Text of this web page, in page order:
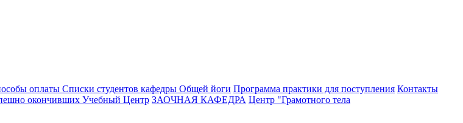
оплаты Списки студентов кафедры Общей йоги Программа практики для поступления Контакты
окончивших Учебный Центр ЗАОЧНАЯ КАФЕДРА Центр "Грамотного тела